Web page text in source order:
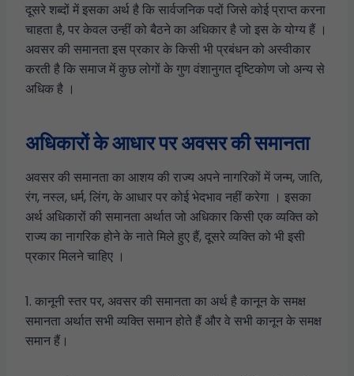
दूसरे शब्दों में इसका अर्थ है कि सार्वजनिक पदों जिसे कोई प्राप्त करना
चाहता है, पर केवल उन्हीं को बैठने का अधिकार है जो इस के योग्य हैं ।
अवसर की समानता इस प्रकार के किसी भी प्रबंधन को अस्वीकार
करती है कि समाज में कुछ लोगों के गुण वंशानुगत दृष्टिकोण जो अन्य से
अधिक है ।
अधिकारों के आधार पर अवसर की समानता
अवसर की समानता का आशय की राज्य अपने नागरिकों में जन्म, जाति,
रंग, नस्ल, धर्म, लिंग, के आधार पर कोई भेदभाव नहीं करेगा । इसका
अर्थ अधिकारों की समानता अर्थात जो अधिकार किसी एक व्यक्ति को
राज्य का नागरिक होने के नाते मिले हुए हैं, दूसरे व्यक्ति को भी इसी
प्रकार मिलने चाहिए ।
1. कानूनी स्तर पर, अवसर की समानता का अर्थ है कानून के समक्ष
समानता अर्थात सभी व्यक्ति समान होते हैं और वे सभी कानून के समक्ष
समान हैं।